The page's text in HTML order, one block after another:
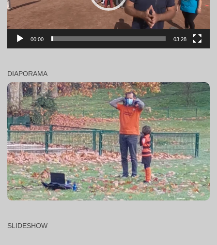
00:00 03:28
DIAPORAMA
SLIDESHOW